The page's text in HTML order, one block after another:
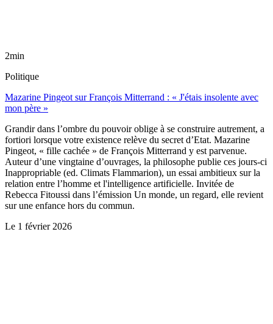
2min
Politique
Mazarine Pingeot sur François Mitterrand : « J'étais insolente avec
mon père »
Grandir dans l’ombre du pouvoir oblige à se construire autrement, a
fortiori lorsque votre existence relève du secret d’Etat. Mazarine
Pingeot, « fille cachée » de François Mitterrand y est parvenue.
Auteur d’une vingtaine d’ouvrages, la philosophe publie ces jours-ci
Inappropriable (ed. Climats Flammarion), un essai ambitieux sur la
relation entre l’homme et l'intelligence artificielle. Invitée de
Rebecca Fitoussi dans l’émission Un monde, un regard, elle revient
sur une enfance hors du commun.
Le 1 février 2026